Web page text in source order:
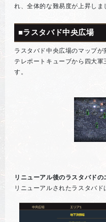
れ、全体的な難易度が上昇しま
■ラスタバド中央広場
ラスタバド中央広場のマップが
テレポートキューブから四大
す。
リニューアル後のラスタバドの
リニューアルされたラスタバド